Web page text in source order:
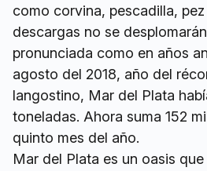
como corvina, pescadilla,
descargas no se
pronunciada como en años
agosto del 2018, año del
langostino, Mar del Plata
toneladas. Ahora suma 152
quinto mes del año.
Mar del Plata es un oasis